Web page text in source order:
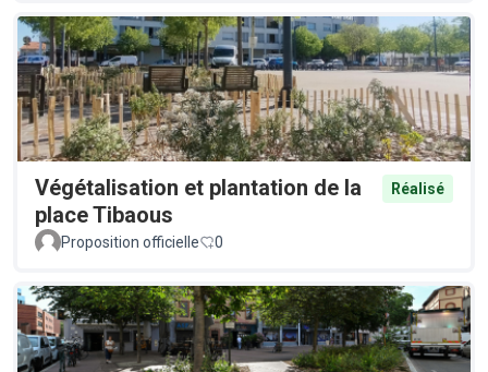
Végétalisation et plantation de la
place Tibaous
Réalisé
Proposition officielle 0